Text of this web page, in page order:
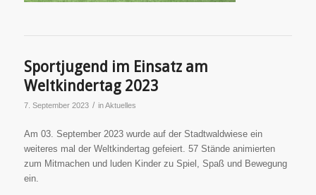
Sportjugend im Einsatz am
Weltkindertag 2023
7. September 2023 / inAktuelles
Am 03. September 2023 wurde auf der Stadtwaldwiese ein
weiteres mal der Weltkindertag gefeiert. 57 Stände animierten
zum Mitmachen und luden Kinder zu Spiel, Spaß und Bewegung
ein.